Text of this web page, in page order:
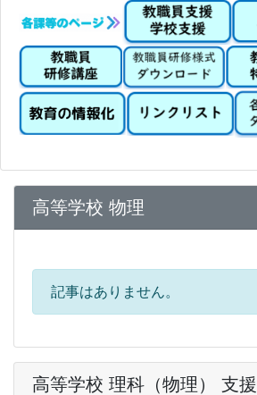
高等学校 物理
記事はありません。
高等学校 理科（物理） 支援